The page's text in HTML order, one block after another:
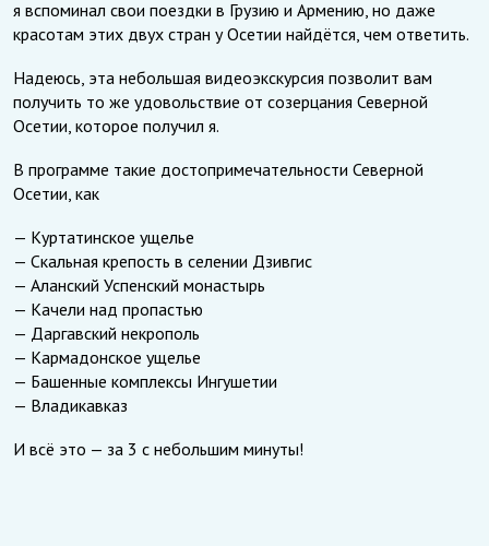
я вспоминал свои поездки в Грузию и Армению, но даже
красотам этих двух стран у Осетии найдётся, чем ответить.
Надеюсь, эта небольшая видеоэкскурсия позволит вам
получить то же удовольствие от созерцания Северной
Осетии, которое получил я.
В программе такие достопримечательности Северной
Осетии, как
— Куртатинское ущелье
— Скальная крепость в селении Дзивгис
— Аланский Успенский монастырь
— Качели над пропастью
— Даргавский некрополь
— Кармадонское ущелье
— Башенные комплексы Ингушетии
— Владикавказ
И всё это — за 3 с небольшим минуты!